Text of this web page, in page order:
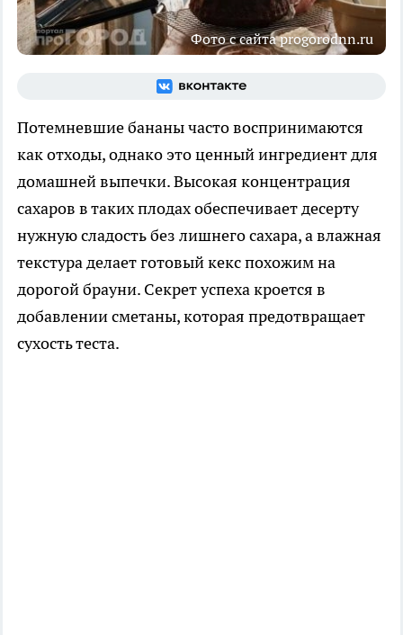
Фото с сайта progorodnn.ru
Потемневшие бананы часто воспринимаются
как отходы, однако это ценный ингредиент для
домашней выпечки. Высокая концентрация
сахаров в таких плодах обеспечивает десерту
нужную сладость без лишнего сахара, а влажная
текстура делает готовый кекс похожим на
дорогой брауни. Секрет успеха кроется в
добавлении сметаны, которая предотвращает
сухость теста.